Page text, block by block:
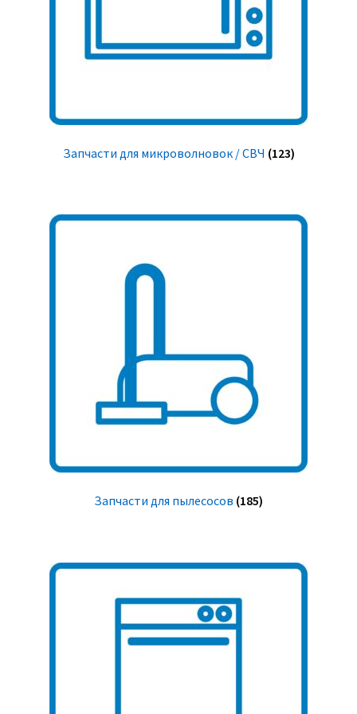
Запчасти для микроволновок / СВЧ (123)
Запчасти для пылесосов (185)